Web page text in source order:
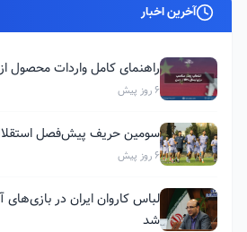
آخرین اخبار
راهنمای کامل واردات محصول
6 روز پیش
سومین حریف پیش‌فصل
6 روز پیش
لباس کاروان ایران در
شد